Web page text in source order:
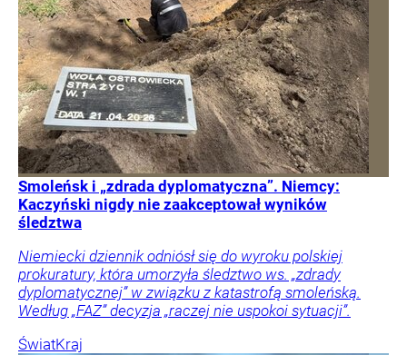
Smoleńsk i „zdrada dyplomatyczna”. Niemcy:
Kaczyński nigdy nie zaakceptował wyników
śledztwa
Niemiecki dziennik odniósł się do wyroku polskiej
prokuratury, która umorzyła śledztwo ws. „zdrady
dyplomatycznej” w związku z katastrofą smoleńską.
Według „FAZ” decyzja „raczej nie uspokoi sytuacji”.
ŚwiatKraj